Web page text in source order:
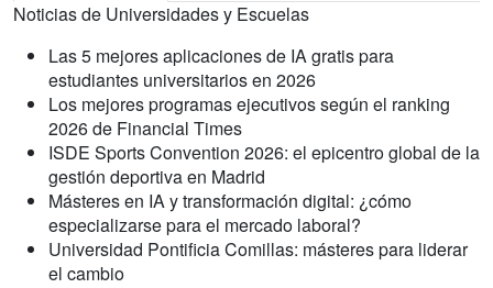
Noticias de Universidades y Escuelas
Las 5 mejores aplicaciones de IA gratis para
estudiantes universitarios en 2026
Los mejores programas ejecutivos según el ranking
2026 de Financial Times
ISDE Sports Convention 2026: el epicentro global de la
gestión deportiva en Madrid
Másteres en IA y transformación digital: ¿cómo
especializarse para el mercado laboral?
Universidad Pontificia Comillas: másteres para liderar
el cambio